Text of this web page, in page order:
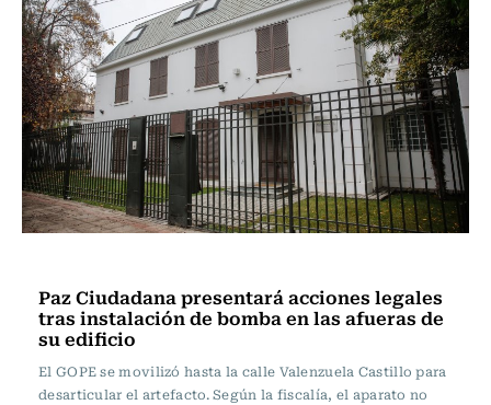
Paz Ciudadana presentará acciones legales
tras instalación de bomba en las afueras de
su edificio
El GOPE se movilizó hasta la calle Valenzuela Castillo para
desarticular el artefacto. Según la fiscalía, el aparato no